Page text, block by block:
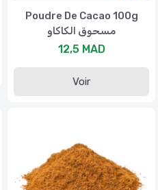
Poudre De Cacao 100g
مسحوق الكاكاو
12,5 MAD
Voir